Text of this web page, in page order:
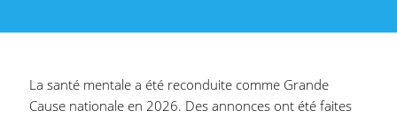
La santé mentale a été reconduite comme Grande
Cause nationale en 2026. Des annonces ont été faites